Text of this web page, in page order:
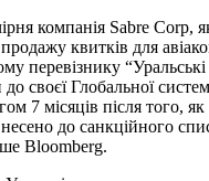
компанія Sabre Corp,
квитків для
перевізнику “Уральські
до своєї Глобальної
7 місяців після того, як
до санкційного
Bloomberg.